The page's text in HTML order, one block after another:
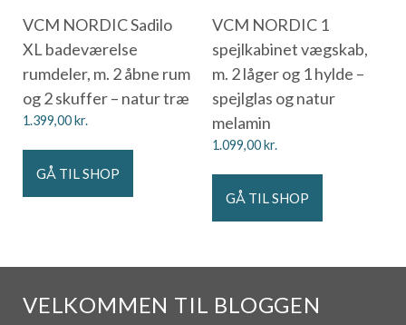
VCM NORDIC Sadilo
XL badeværelse
rumdeler, m. 2 åbne rum
og 2 skuffer – natur træ
1.399,00kr.
GÅ TIL SHOP
VCM NORDIC 1
spejlkabinet vægskab,
m. 2 låger og 1 hylde –
spejlglas og natur
melamin
1.099,00kr.
GÅ TIL SHOP
VELKOMMEN TIL BLOGGEN